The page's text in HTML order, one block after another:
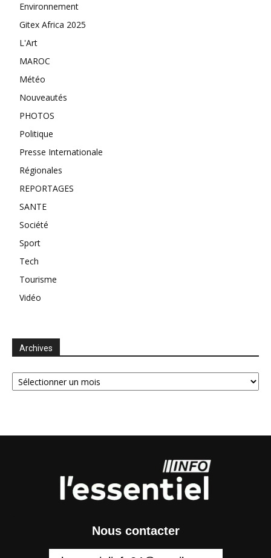
Environnement
Gitex Africa 2025
L'Art
MAROC
Météo
Nouveautés
PHOTOS
Politique
Presse Internationale
Régionales
REPORTAGES
SANTE
Société
Sport
Tech
Tourisme
Vidéo
Archives
Archives
Nous contacter